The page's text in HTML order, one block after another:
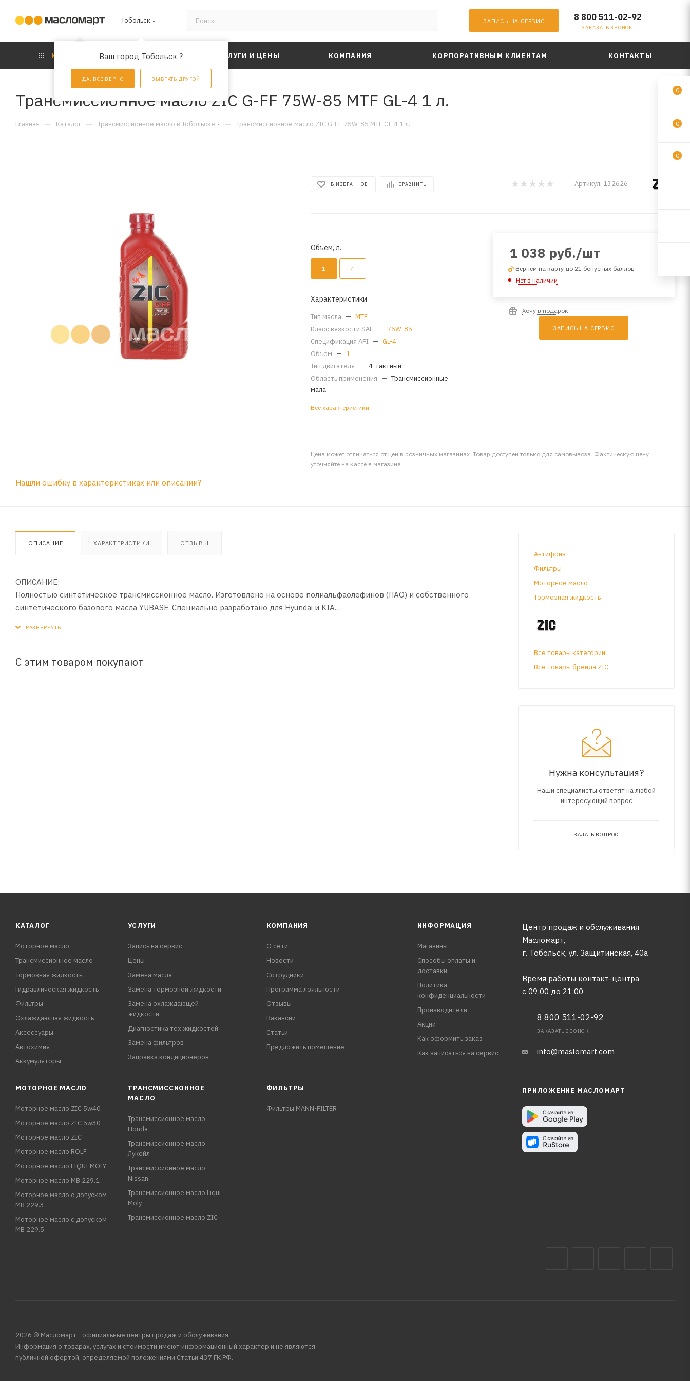
Тобольск
Ваш город Тобольск ?
ДА, ВСЕ ВЕРНО ВЫБРАТЬ ДРУГОЙ
ЗАПИСЬ НА СЕРВИС 8 800 511-02-92
ЗАКАЗАТЬ ЗВОНОК
КАТАЛОГ АКЦИИ УСЛУГИ И ЦЕНЫ КОМПАНИЯ КОРПОРАТИВНЫМ КЛИЕНТАМ КОНТАКТЫ
Трансмиссионное масло ZIC G-FF 75W-85 MTF GL-4 1 л.
Главная — Каталог — Трансмиссионное масло в Тобольске — Трансмиссионное масло ZIC G-FF 75W-85 MTF GL-4 1 л.
В ИЗБРАННОЕ СРАВНИТЬ Артикул: 132626
Объем, л.
1 4
Характеристики
Тип масла — MTF
Класс вязкости SAE — 75W-85
Спецификация API — GL-4
Объем — 1
Тип двигателя — 4-тактный
Область применения — Трансмиссионные
мала
Все характеристики
1 038 руб./шт
Вернем на карту до 21 бонусных баллов
Нет в наличии
Хочу в подарок
ЗАПИСЬ НА СЕРВИС
Цена может отличаться от цен в розничных магазинах. Товар доступен только для самовывоза. Фактическую цену
уточняйте на кассе в магазине
Нашли ошибку в характеристиках или описании?
ОПИСАНИЕ ХАРАКТЕРИСТИКИ ОТЗЫВЫ
ОПИСАНИЕ:
Полностью синтетическое трансмиссионное масло. Изготовлено на основе полиальфаолефинов (ПАО) и собственного
синтетического базового масла YUBASE. Специально разработано для Hyundai и KIA.
С этим товаром покупают
Антифриз
Фильтры
Моторное масло
Тормозная жидкость
Все товары категории
Все товары бренда ZIC
Нужна консультация?
Наши специалисты ответят на любой
интересующий вопрос
ЗАДАТЬ ВОПРОС
КАТАЛОГ
Моторное масло
Трансмиссионное масло
Тормозная жидкость
Гидравлическая жидкость
Фильтры
Охлаждающая жидкость
Аксессуары
Автохимия
Аккумуляторы
УСЛУГИ
Запись на сервис
Цены
Замена масла
Замена тормозной жидкости
Замена охлаждающей
жидкости
Диагностика тех.жидкостей
Замена фильтров
Заправка кондиционеров
КОМПАНИЯ
О сети
Новости
Сотрудники
Программа лояльности
Отзывы
Вакансии
Статьи
Предложить помещение
ИНФОРМАЦИЯ
Магазины
Способы оплаты и
доставки
Политика
конфиденциальности
Производители
Акции
Как оформить заказ
Как записаться на сервис
Центр продаж и обслуживания
Масломарт,
г. Тобольск, ул. Защитинская, 40а
Время работы контакт-центра
с 09:00 до 21:00
8 800 511-02-92
ЗАКАЗАТЬ ЗВОНОК
info@maslomart.com
МОТОРНОЕ МАСЛО
Моторное масло ZIC 5w40
Моторное масло ZIC 5w30
Моторное масло ZIC
Моторное масло ROLF
Моторное масло LIQUI MOLY
Моторное масло MB 229.1
Моторное масло с допуском
MB 229.3
Моторное масло с допуском
MB 229.5
ТРАНСМИССИОННОЕ
МАСЛО
Трансмиссионное масло
Honda
Трансмиссионное масло
Лукойл
Трансмиссионное масло
Nissan
Трансмиссионное масло Liqui
Moly
Трансмиссионное масло ZIC
ФИЛЬТРЫ
Фильтры MANN-FILTER
ПРИЛОЖЕНИЕ МАСЛОМАРТ
2026 © Масломарт - официальные центры продаж и обслуживания.
Информация о товарах, услугах и стоимости имеют информационный характер и не являются
публичной офертой, определяемой положениями Статьи 437 ГК РФ.
0
0
0